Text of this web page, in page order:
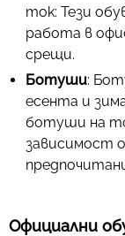
ток: Тези
работа в
срещи.
Ботуши:
есента и
ботуши на
зависимост
Официални